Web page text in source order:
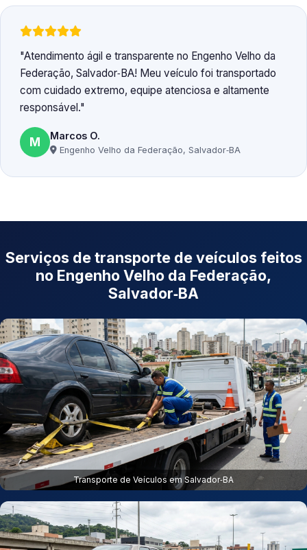
Atendimento ágil e transparente no Engenho Velho da
Federação, Salvador‑BA! Meu veículo foi transportado
com cuidado extremo, equipe atenciosa e altamente
responsável.
M Marcos O.
Engenho Velho da Federação, Salvador‑BA
Serviços de transporte de veículos feitos
no Engenho Velho da Federação,
Salvador‑BA
Transporte de Veículos em Salvador‑BA